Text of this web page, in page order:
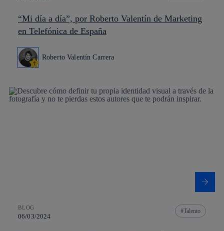
“Mi día a día”, por Roberto Valentín de Marketing
en Telefónica de España
Roberto Valentín Carrera
BLOG
06/03/2024
Talento